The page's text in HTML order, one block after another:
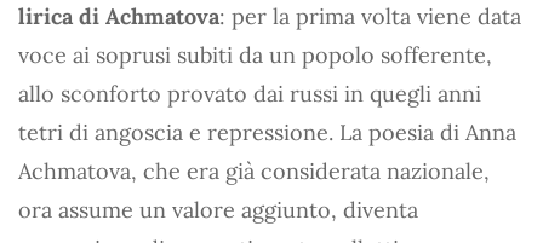
lirica di Achmatova: per la prima volta viene data
voce ai soprusi subiti da un popolo sofferente,
allo sconforto provato dai russi in quegli anni
tetri di angoscia e repressione. La poesia di Anna
Achmatova, che era già considerata nazionale,
ora assume un valore aggiunto, diventa